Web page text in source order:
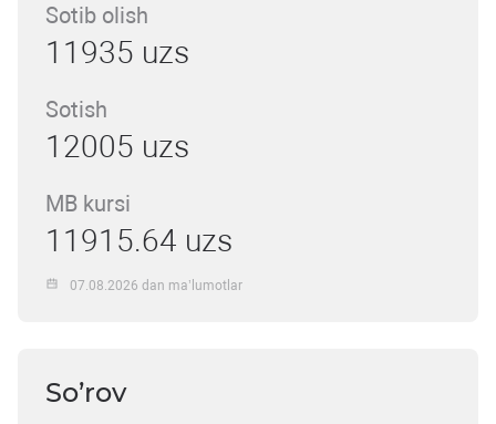
Sotib olish
11935 uzs
Sotish
12005 uzs
MB kursi
11915.64 uzs
07.08.2026 dan ma’lumotlar
So’rov